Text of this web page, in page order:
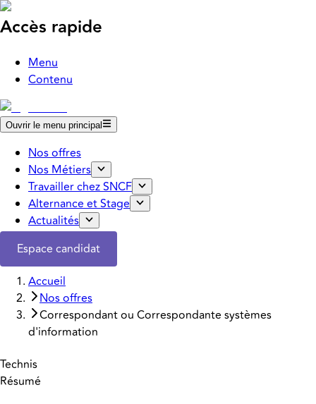
Accès rapide
Menu
Contenu
Ouvrir le menu principal
Nos offres
Nos Métiers
Travailler chez SNCF
Alternance et Stage
Actualités
Espace candidat
Accueil
Nos offres
Correspondant ou Correspondante systèmes
d'information
Technis
Résumé